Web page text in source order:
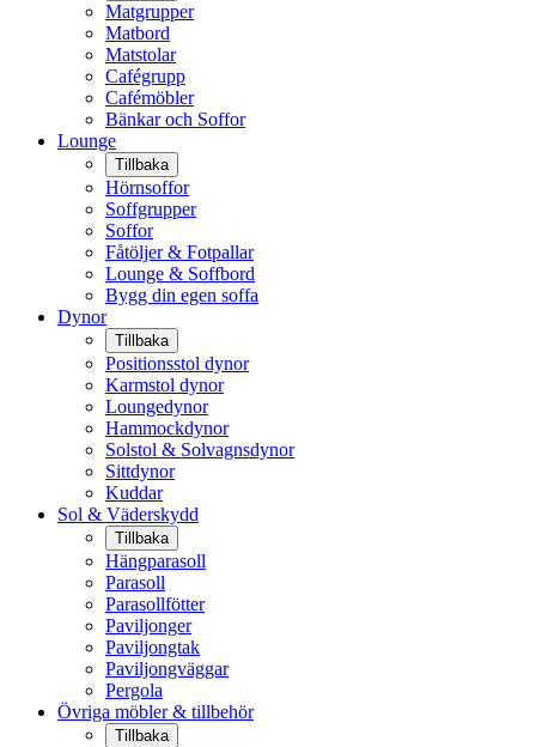
Matgrupper
Matbord
Matstolar
Cafégrupp
Cafémöbler
Bänkar och Soffor
Lounge
Tillbaka
Hörnsoffor
Soffgrupper
Soffor
Fåtöljer & Fotpallar
Lounge & Soffbord
Bygg din egen soffa
Dynor
Tillbaka
Positionsstol dynor
Karmstol dynor
Loungedynor
Hammockdynor
Solstol & Solvagnsdynor
Sittdynor
Kuddar
Sol & Väderskydd
Tillbaka
Hängparasoll
Parasoll
Parasollfötter
Paviljonger
Paviljongtak
Paviljongväggar
Pergola
Övriga möbler & tillbehör
Tillbaka